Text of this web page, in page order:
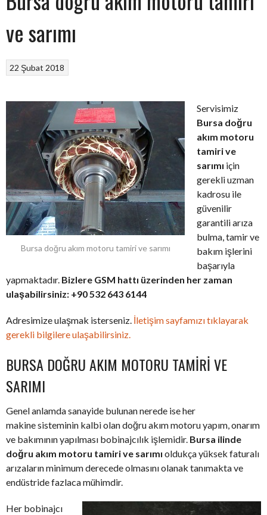
ve sarımı
22 Şubat 2018
Bursa doğru akım motoru tamiri ve sarımı
Servisimiz
Bursa doğru
akım motoru
tamiri ve
sarımı için
gerekli uzman
kadrosu ile
güvenilir
garantili arıza
bulma, tamir ve
bakım işlerini
başarıyla
yapmaktadır. Bizlere GSM hattı üzerinden her zaman
ulaşabilirsiniz: +90 532 643 6144
Adresimize ulaşmak isterseniz. İletişim sayfamızı tıklayarak
gerekli bilgilere ulaşabilirsiniz.
BURSA DOĞRU AKIM MOTORU TAMIRI VE
SARIMI
Genel anlamda sanayide bulunan nerede ise her
makine sisteminin kalbi olan doğru akım motoru yapım, onarım
ve bakımının yapılması bobinajcılık işlemidir. Bursa ilinde
doğru akım motoru tamiri ve sarımı oldukça yüksek faturalı
arızaların minimum derecede olmasını olanak tanımakta ve
endüstride fazlaca mühimdir.
Her bobinajcı